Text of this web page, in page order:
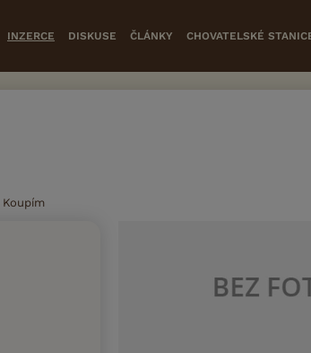
INZERCE DISKUSE ČLÁNKY CHOVATELSKÉ
Koupím